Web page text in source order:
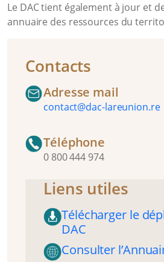
Le DAC tient également à jour et
annuaire des ressources du
Contacts
Adresse mail
contact@dac-lareunion.re
Téléphone
0 800 444 974
Liens utiles
Télécharger le
DAC
Consulter